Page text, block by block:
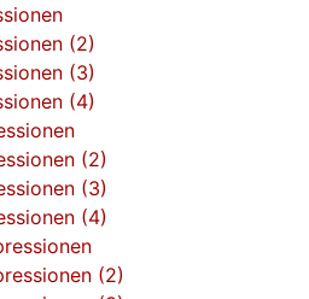
(2)
(3)
(4)
(2)
(3)
(4)
(2)